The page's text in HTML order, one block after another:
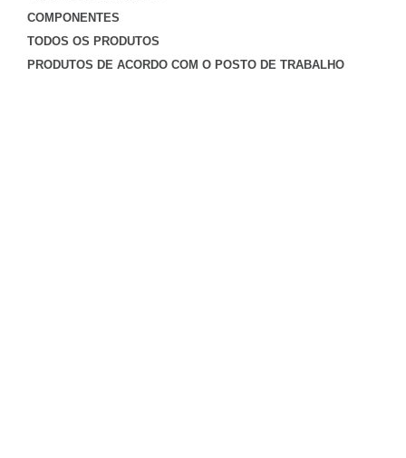
COMPONENTES
TODOS OS PRODUTOS
PRODUTOS DE ACORDO COM O POSTO DE TRABALHO